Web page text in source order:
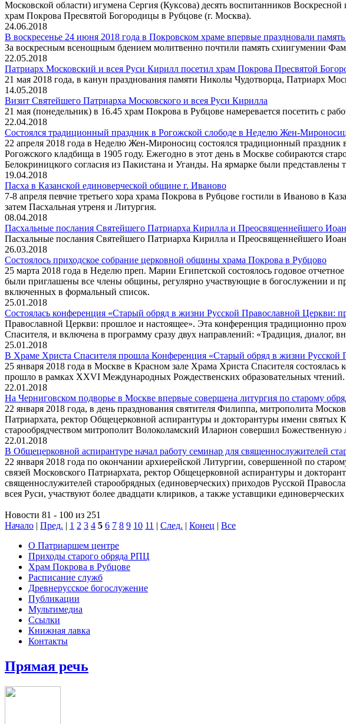
Московской области) игумена Сергия (Куксова) десять воспитанников
храм Покрова Пресвятой Богородицы в Рубцове (г. Москва).
24.06.2018
В воскресенье 24 июня 2018 года в Покровском храме впервые праздновали
За воскресным всенощным бдением молитвенно почтили память схиигумении
22.05.2018
Патриарх Московский и всея Руси Кирилл посетил храм Покрова Пресвятой
21 мая 2018 года, в канун празднования памяти Николы Чудотворца, Патриарх
14.05.2018
Визит Святейшего Патриарха Московского и всея Руси Кирилла
21 мая (понедельник) в 16.45 храм Покрова в Рубцове намеревается посетить с
22.04.2018
Состоялся традиционный праздник в Рогожской слободе в Неделю Жен-
22 апреля 2018 года в Неделю Жен-Мироносиц состоялся традиционный праздник
Рогожского кладбища в 1905 году. Ежегодно в этот день в Москве собираются
Белокриницкого согласия из Пакистана и Уганды. На ярмарке были
19.04.2018
Пасха в Казанской единоверческой общине г. Иваново
7-8 апреля певчие третьего хора храма Покрова в Рубцове гостили в Иваново в
затем Пасхальная утреня и Литургия.
08.04.2018
Пасхальные послания Святейшего Патриарха Кирилла и Преосвященнейшего
Пасхальные послания Святейшего Патриарха Кирилла и Преосвященнейшего
26.03.2018
Состоялось приходское собрание церковной общины храма Покрова в Рубцово
25 марта 2018 года в Неделю преп. Марии Египетской состоялось годовое
были приглашены все члены общины, регулярно участвующие в богослужении и
включенных в формальный список.
25.01.2018
Состоялась конференция «Старый обряд в жизни Русской Православной Церкви:
Православной Церкви: прошлое и настоящее». Эта конференция традиционно
Спасителя, и включена в программу сразу двух направлений: «Традиция, диалог,
25.01.2018
В Храме Христа Спасителя прошла Конференция «Старый обряд в жизни Русской
25 января 2018 года в Москве в Красном зале Храма Христа Спасителя
прошло в рамках XXVI Международных Рождественских образовательных чтений.
22.01.2018
На Черниговском подворье в Москве впервые совершена литургия по старому
22 января 2018 года, в день празднования святителя Филиппа, митрополита
Патриархата, ректор Общецерковной аспирантуры и докторантуры имени
старообрядчеством митрополит Волоколамский Иларион совершил
22.01.2018
В Общецерковной аспирантуре начал работу семинар для священнослужителей
22 января 2018 года по окончании архиерейской Литургии, совершенной по
связей Московского Патриархата, ректор Общецерковной аспирантуры и
священнослужителей старообрядных (единоверческих) приходов Русской
всея Руси, участвуют более ​двадцати клириков, а также уставщики
Новости 81 - 100 из 251
Начало | Пред. | 1 2 3 4 5 6 7 8 9 10 11 | След. | Конец | Все
О Патриаршем центре
Приходы старого обряда РПЦ
Храм Покрова в Рубцове
Расписание служб
Древнерусское богослужение
Публикации
Мультимедиа
Ссылки
Книжная лавка
Контакты
Прямая речь